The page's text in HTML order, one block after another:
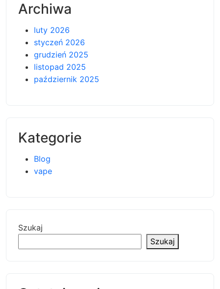
Archiwa
luty 2026
styczeń 2026
grudzień 2025
listopad 2025
październik 2025
Kategorie
Blog
vape
Szukaj
Szukaj